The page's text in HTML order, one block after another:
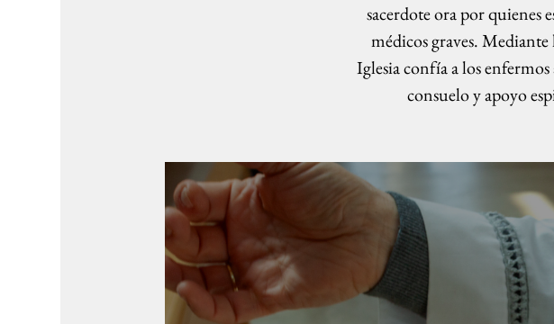
sacerdote ora por quienes
médicos graves.
Iglesia confía a los
consuelo y apoyo